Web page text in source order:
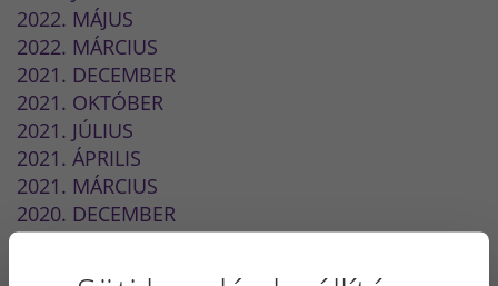
2022. MÁJUS
2022. MÁRCIUS
2021. DECEMBER
2021. OKTÓBER
2021. JÚLIUS
2021. ÁPRILIS
2021. MÁRCIUS
2020. DECEMBER
2020. NOVEMBER